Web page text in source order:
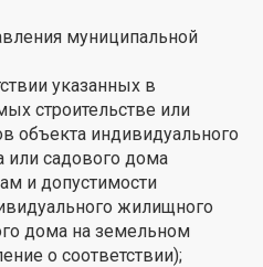
муниципальной
указанных в
строительстве или
объекта индивидуального
или садового дома
и допустимости
жилищного
дома на земельном
о соответствии);